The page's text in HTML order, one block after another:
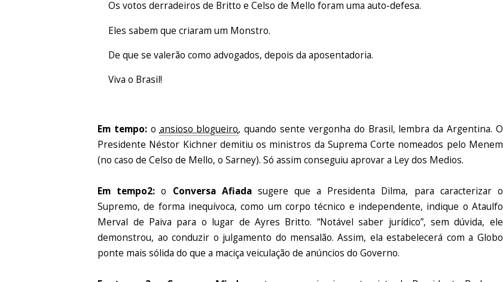
Os votos derradeiros de Britto e Celso de Mello foram uma auto-defesa.
Eles sabem que criaram um Monstro.
De que se valerão como advogados, depois da aposentadoria.
Viva o Brasil!
Em tempo: o ansioso blogueiro, quando sente vergonha do Brasil, lembra da Argentina. O
Presidente Néstor Kichner demitiu os ministros da Suprema Corte nomeados pelo Menem
(no caso de Celso de Mello, o Sarney). Só assim conseguiu aprovar a Ley dos Medios.
Em tempo2: o Conversa Afiadasugere que a Presidenta Dilma, para caracterizar o
Supremo, de forma inequívoca, como um corpo técnico e independente, indique o Ataulfo
Merval de Paiva para o lugar de Ayres Britto. “Notável saber jurídico”, sem dúvida, ele
demonstrou, ao conduzir o julgamento do mensalão. Assim, ela estabelecerá com a Globo
ponte mais sólida do que a maciça veiculação de anúncios do Governo.